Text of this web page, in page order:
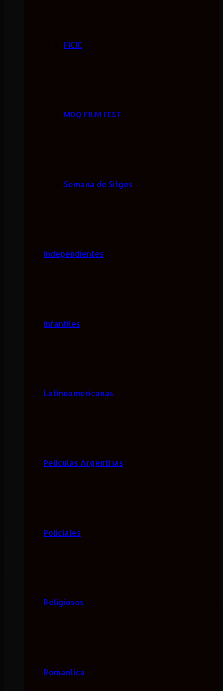
FICIC
MDQ FILM FEST
Semana de Sitges
Independientes
Infantiles
Latinoamericanas
Películas Argentinas
Policiales
Religiosos
Romantica